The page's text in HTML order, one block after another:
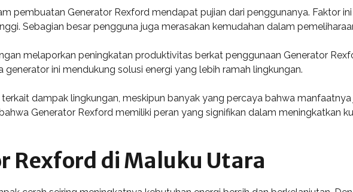
pembuatan Generator Rexford mendapat pujian dari penggunanya. Faktor
Sebagian besar pengguna juga merasakan kemudahan dalam
melaporkan peningkatan produktivitas berkat penggunaan Generator
ini mendukung solusi energi yang lebih ramah lingkungan.
dampak lingkungan, meskipun banyak yang percaya bahwa manfaatnya
Generator Rexford memiliki peran yang signifikan dalam meningkatkan
Rexford di Maluku Utara